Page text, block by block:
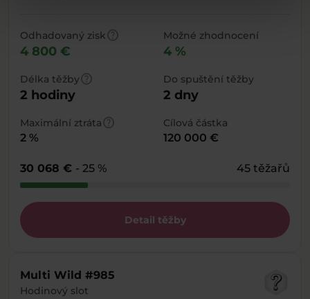
Odhadovaný ziskhelp
4 800 €
Možné zhodnocení
4 %
Délka těžbyhelp
2 hodiny
Do spuštění těžby
2 dny
Maximální ztrátahelp
2 %
Cílová částka
120 000 €
30 068 € - 25 % 45 těžařů
Detail těžby
Multi Wild #985
Hodinový slot